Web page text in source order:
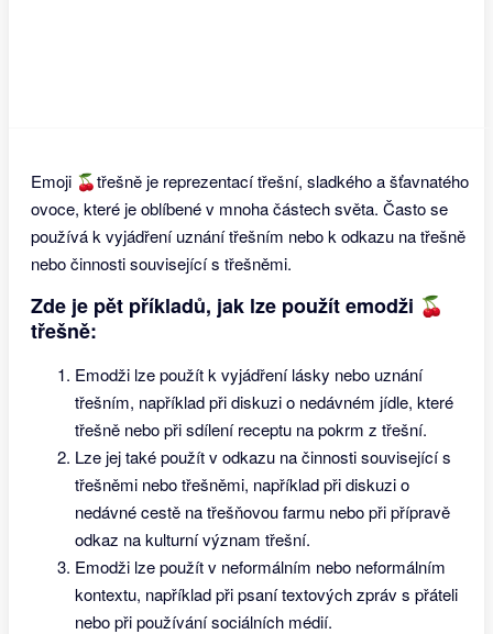
Emoji 🍒třešně je reprezentací třešní, sladkého a šťavnatého
ovoce, které je oblíbené v mnoha částech světa. Často se
používá k vyjádření uznání třešním nebo k odkazu na třešně
nebo činnosti související s třešněmi.
Zde je pět příkladů, jak lze použít emodži 🍒
třešně:
Emodži lze použít k vyjádření lásky nebo uznání
třešním, například při diskuzi o nedávném jídle, které
třešně nebo při sdílení receptu na pokrm z třešní.
Lze jej také použít v odkazu na činnosti související s
třešněmi nebo třešněmi, například při diskuzi o
nedávné cestě na třešňovou farmu nebo při přípravě
odkaz na kulturní význam třešní.
Emodži lze použít v neformálním nebo neformálním
kontextu, například při psaní textových zpráv s přáteli
nebo při používání sociálních médií.